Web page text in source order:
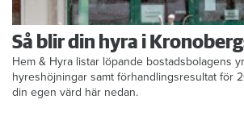
Så blir din hyra i
Hem & Hyra listar löpande bostadsbolagens
hyreshöjningar samt förhandlingsresultat för
din egen värd här nedan.